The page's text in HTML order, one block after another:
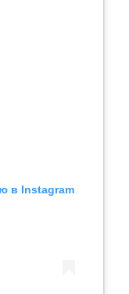
в Instagram